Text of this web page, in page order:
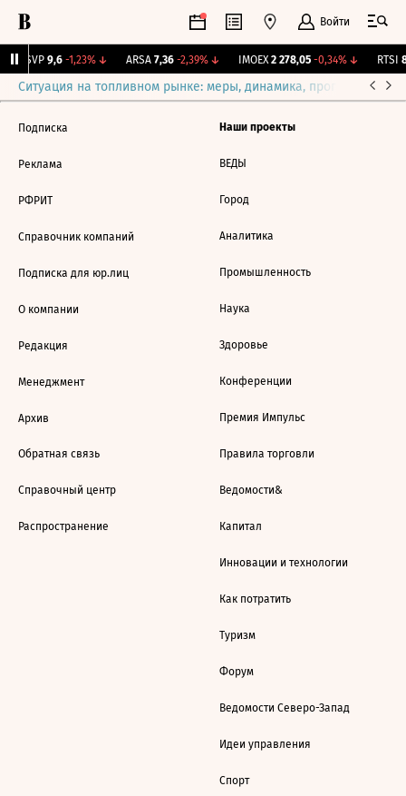
Войти
BISVP 9,6 -1,23%↓ ARSA 7,36 -2,39%↓ IMOEX 2 278,05 -0,34%↓ RTSI
Ситуация на топливном рынке: меры, динамика, прогнозы
Подписка
Реклама
РФРИТ
Справочник компаний
Подписка для юр.лиц
О компании
Редакция
Менеджмент
Архив
Обратная связь
Справочный центр
Распространение
Наши проекты
ВЕДЫ
Город
Аналитика
Промышленность
Наука
Здоровье
Конференции
Премия Импульс
Правила торговли
Ведомости&
Капитал
Инновации и технологии
Как потратить
Туризм
Форум
Ведомости Северо-Запад
Идеи управления
Спорт